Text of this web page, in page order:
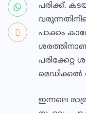
പരിക്ക്.
പാക്കം
പരിക്കേറ്റ
മെഡിക്കൽ
ഇന്നലെ